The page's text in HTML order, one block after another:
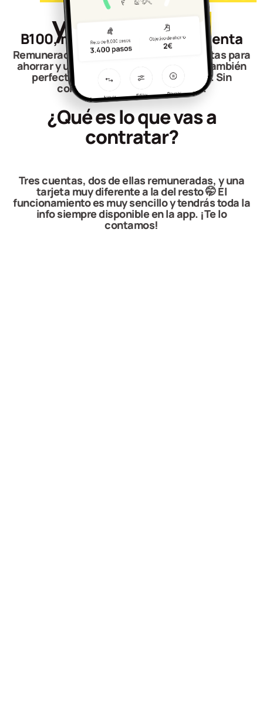
y tu
planeta
Remuneración para tu dinero, herramientas para
ahorrar y una tarjeta que limpia el mar, también
perfecta para viajar. Sin condiciones. Sin
compromisos. Sin comisiones.
B100, mucho más que una cuenta
online
¿Qué es lo que vas a
contratar?
Tres cuentas, dos de ellas remuneradas, y una
tarjeta muy diferente a la del resto 🤭 El
funcionamiento es muy sencillo y tendrás toda la
info siempre disponible en la app. ¡Te lo
contamos!